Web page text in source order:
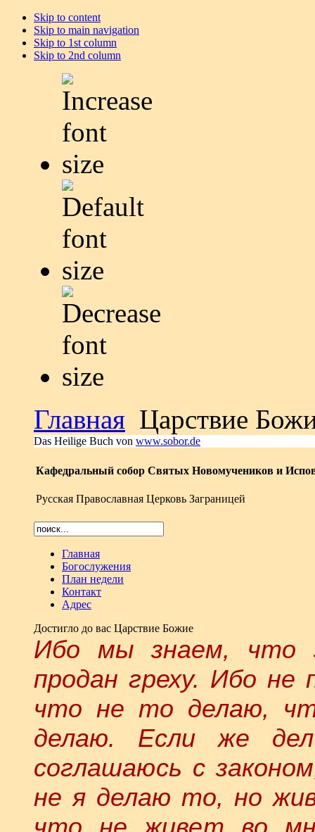
Skip to content
Skip to main navigation
Skip to 1st column
Skip to 2nd column
Главная Царствие
Das Heilige Buch von www.sobor.de
Кафедральный собор Святых Новомучеников и
Русская Православная Церковь Заграницей
Главная
Богослужения
План недели
Контакт
Адрес
Достигло до вас Царствие Божие
Ибо мы знаем, что
продан греху. Ибо
что не то делаю,
делаю. Если же
соглашаюсь с
не я делаю то, но